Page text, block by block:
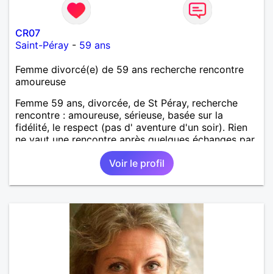
CR07
Saint-Péray - 59 ans
Femme divorcé(e) de 59 ans recherche rencontre
amoureuse
Femme 59 ans, divorcée, de St Péray, recherche
rencontre : amoureuse, sérieuse, basée sur la
fidélité, le respect (pas d' aventure d'un soir). Rien
ne vaut une rencontre après quelques échanges par
messages pour savoir si il y a un feeling entre les
deux et le désir de se revoir. Au plaisir de se
Voir le profil